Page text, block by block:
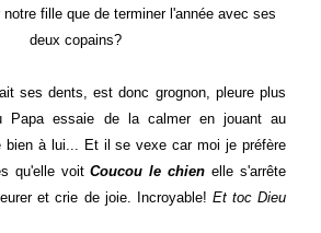
fille que de terminer l'année avec ses
deux copains?
ses dents, est donc grognon, pleure plus
Papa essaie de la calmer en jouant au
bien à lui... Et il se vexe car moi je préfère
qu'elle voitCoucou le chien elle s'arrête
et crie de joie. Incroyable! Et toc Dieu